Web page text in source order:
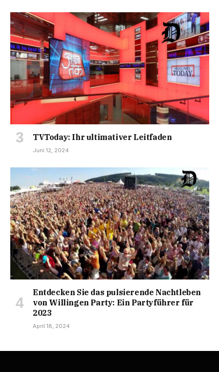
TVToday: Ihr ultimativer Leitfaden
Juni 12, 2024
Entdecken Sie das pulsierende Nachtleben
von Willingen Party: Ein Partyführer für
2023
April 18, 2024